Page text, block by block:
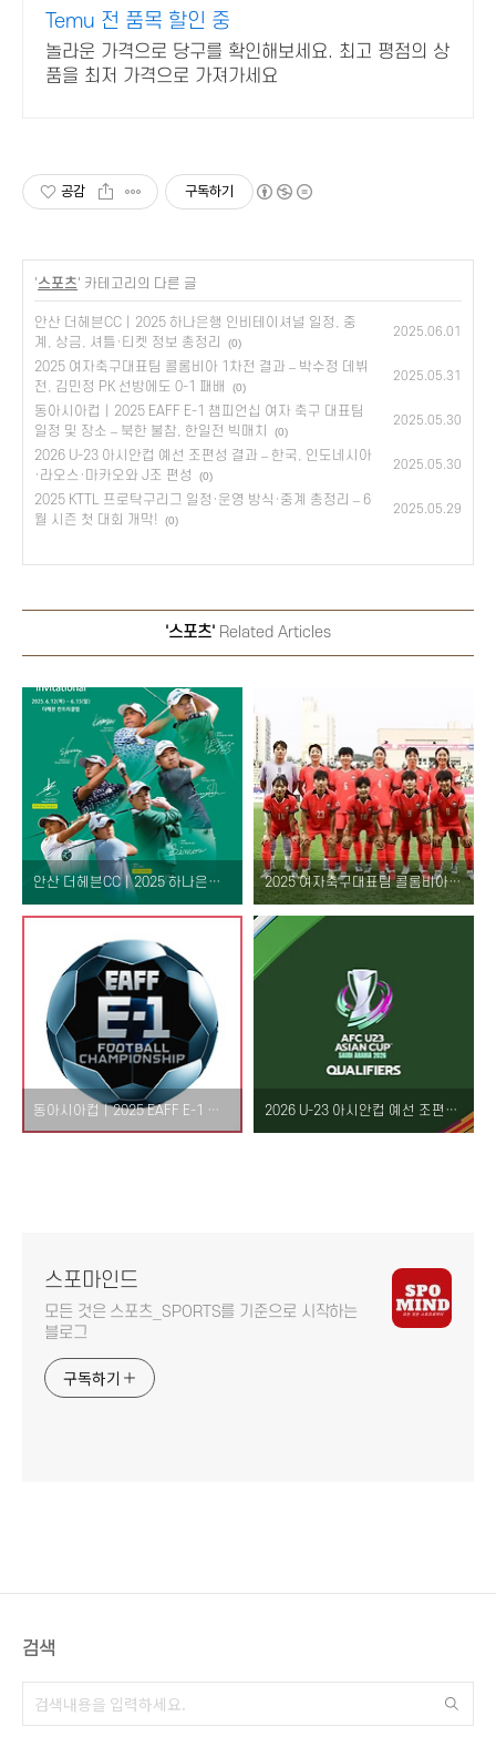
Temu 전 품목 할인 중
놀라운 가격으로 당구를 확인해보세요. 최고 평점의 상
품을 최저 가격으로 가져가세요
공감 구독하기
'스포츠' 카테고리의 다른 글
안산 더헤븐CC｜2025 하나은행 인비테이셔널 일정, 중
계, 상금, 셔틀·티켓 정보 총정리
(0)
2025.06.01
2025 여자축구대표팀 콜롬비아 1차전 결과 – 박수정 데뷔
전, 김민정 PK 선방에도 0-1 패배
(0)
2025.05.31
동아시아컵｜2025 EAFF E-1 챔피언십 여자 축구 대표팀
일정 및 장소 – 북한 불참, 한일전 빅매치
(0)
2025.05.30
2026 U-23 아시안컵 예선 조편성 결과 – 한국, 인도네시아
·라오스·마카오와 J조 편성
(0)
2025.05.30
2025 KTTL 프로탁구리그 일정·운영 방식·중계 총정리 – 6
월 시즌 첫 대회 개막!
(0)
2025.05.29
'스포츠' Related Articles
안산 더헤븐CC｜2025 하나은행 인비테이셔널 일정, 중계, 상금, 셔틀·티켓 정보 총정리 2025 여자축구대표팀 콜롬비아 1차전 결과 – 박수정 데뷔전, 김민정 PK 선방에도 0-1 패배
동아시아컵｜2025 EAFF E-1 챔피언십 여자 축구 대표팀 일정 및 장소 – 북한 불참, 한일전 빅매치 2026 U-23 아시안컵 예선 조편성 결과 – 한국, 인도네시아·라오스·마카오와 J조 편성
스포마인드
모든 것은 스포츠_SPORTS를 기준으로 시작하는
블로그
구독하기
검색